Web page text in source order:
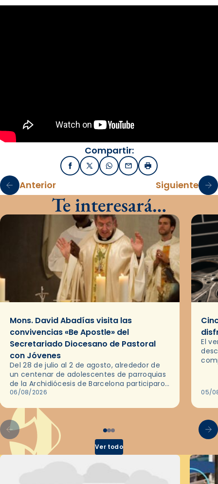
Compartir:
FacebookX / TwitterWhatsApp
EmailImprimir
Anterior Siguiente
Te interesará…
Mons. David Abadías visita las
convivencias «Be Apostle» del
Secretariado Diocesano de Pastoral
con Jóvenes
Del 28 de julio al 2 de agosto, alrededor de
un centenar de adolescentes de parroquias
de la Archidiócesis de Barcelona participaron
en las convivencias Be Apostle, organizadas
06/08/2026
El
05/
Ver todo